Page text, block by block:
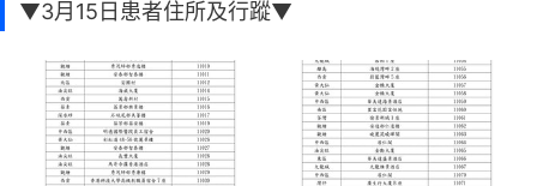
▼3月15日患者住所及行蹤▼